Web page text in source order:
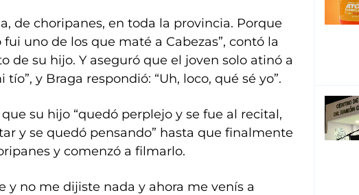
de choripanes, en toda la provincia. Porque
uno de los que maté a Cabezas”, contó la
de su hijo. Y aseguró que el joven solo atinó a
y Braga respondió: “Uh, loco, qué sé yo”.
su hijo “quedó perplejo y se fue al recital,
y se quedó pensando” hasta que finalmente
y comenzó a filmarlo.
y no me dijiste nada y ahora me venís a